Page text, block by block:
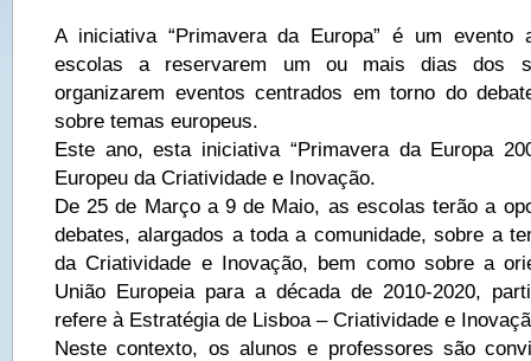
A iniciativa “Primavera da Europa” é um evento
escolas a reservarem um ou mais dias dos
organizarem eventos centrados em torno do
sobre temas europeus.
Este ano, esta iniciativa “Primavera da Europa
Europeu da Criatividade e Inovação.
De 25 de Março a 9 de Maio, as escolas terão a
debates, alargados a toda a comunidade, sobre a
da Criatividade e Inovação, bem como sobre a
União Europeia para a década de 2010-2020,
refere à Estratégia de Lisboa – Criatividade e
Neste contexto, os alunos e professores são